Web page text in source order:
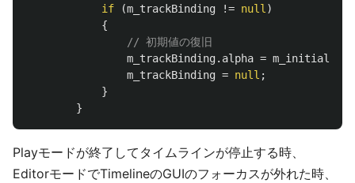
if
(m_trackBinding != null)
{
// 初期値の復旧
m_trackBinding. alpha =
m_trackBinding = null ;
}
}
Playモードが終了してタイムラインが停止する時、
EditorモードでTimelineのGUIのフォーカスが外れた時、